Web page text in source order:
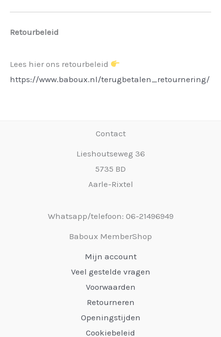
Retourbeleid
Lees hier ons retourbeleid
https://www.baboux.nl/terugbetalen_retournering/
Contact
Lieshoutseweg 36
5735 BD
Aarle-Rixtel
Whatsapp/telefoon: 06-21496949
Baboux MemberShop
Mijn account
Veel gestelde vragen
Voorwaarden
Retourneren
Openingstijden
Cookiebeleid